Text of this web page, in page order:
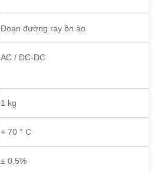
Đoạn đường ray ồn ào
AC / DC-DC
1 kg
+ 70 ° C
± 0,5%